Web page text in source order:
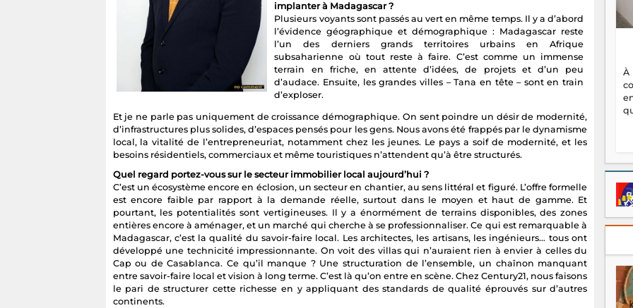
implanter à Madagascar ?
Plusieurs voyants sont passés au vert en même temps. Il y a d’abord
l’évidence géographique et démographique : Madagascar reste
l’un des derniers grands territoires urbains en Afrique
subsaharienne où tout reste à faire. C’est comme un immense
terrain en friche, en attente d’idées, de projets et d’un peu
d’audace. Ensuite, les grandes villes – Tana en tête – sont en train
d’exploser.
Et je ne parle pas uniquement de croissance démographique. On sent poindre un désir de modernité,
d’infrastructures plus solides, d’espaces pensés pour les gens. Nous avons été frappés par le dynamisme
local, la vitalité de l’entrepreneuriat, notamment chez les jeunes. Le pays a soif de modernité, et les
besoins résidentiels, commerciaux et même touristiques n’attendent qu’à être structurés.
Quel regard portez-vous sur le secteur immobilier local aujourd’hui ?
C’est un écosystème encore en éclosion, un secteur en chantier, au sens littéral et figuré. L’offre formelle
est encore faible par rapport à la demande réelle, surtout dans le moyen et haut de gamme. Et
pourtant, les potentialités sont vertigineuses. Il y a énormément de terrains disponibles, des zones
entières encore à aménager, et un marché qui cherche à se professionnaliser. Ce qui est remarquable à
Madagascar, c’est la qualité du savoir-faire local. Les architectes, les artisans, les ingénieurs… tous ont
développé une technicité impressionnante. On voit des villas qui n’auraient rien à envier à celles du
Cap ou de Casablanca. Ce qu’il manque ? Une structuration de l’ensemble, un chaînon manquant
entre savoir-faire local et vision à long terme. C’est là qu’on entre en scène. Chez Century21, nous faisons
le pari de structurer cette richesse en y appliquant des standards de qualité éprouvés sur d’autres
continents.